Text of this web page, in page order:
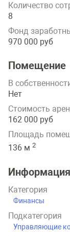
Количество
8
Фонд
970 000 руб
Помещение
В
Нет
Стоимость
162 000 руб
Площадь
136 м 2
Категория
Финансы
Подкатегория
Управляющие